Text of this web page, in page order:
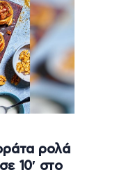
ρολά
10′ στο